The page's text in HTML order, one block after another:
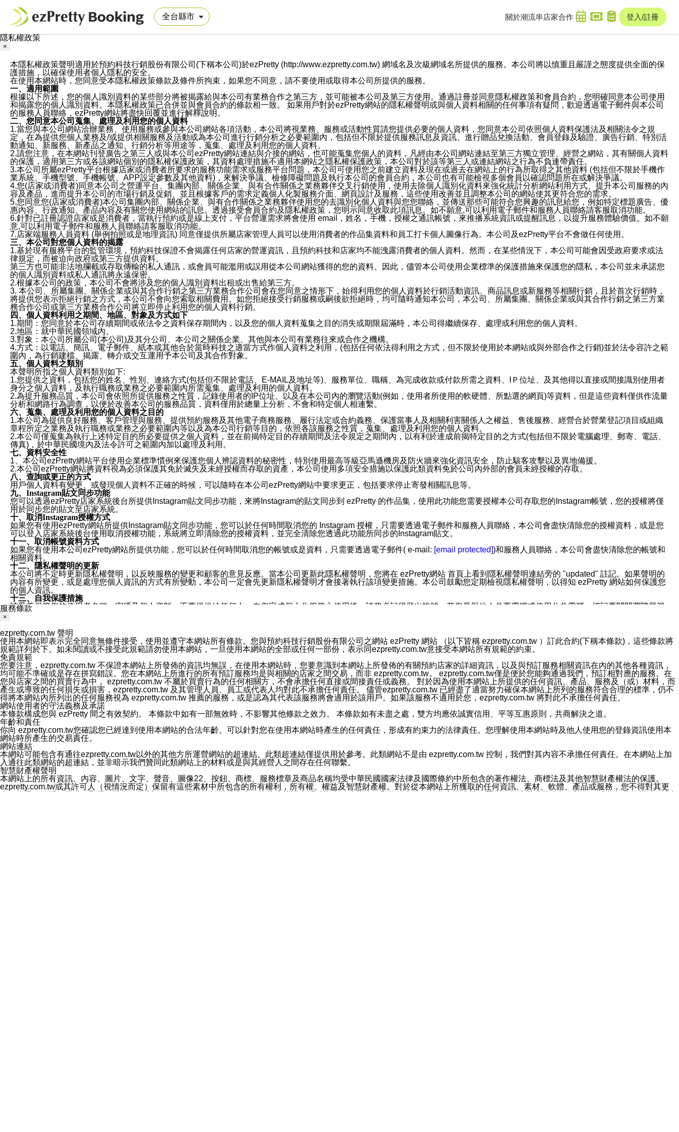
關於潮流串 店家合作 登入/註冊
隱私權政策
×
本隱私權政策聲明適用於預約科技行銷股份有限公司(下稱本公司)於ezPretty (http://www.ezpretty.com.tw) 網域名及次級網域名所提供的服務。本公司將以慎重且嚴謹之態度提供全面的保
護措施，以確保使用者個人隱私的安全。
在使用本網站時，您同意受本隱私權政策條款及條件所拘束，如果您不同意，請不要使用或取得本公司所提供的服務。
一、適用範圍
根據以下所述，您的個人識別資料的某些部分將被揭露給與本公司有業務合作之第三方，並可能被本公司及第三方使用。通過註冊並同意隱私權政策和會員合約，您明確同意本公司使用
和揭露您的個人識別資料。本隱私權政策已合併並與會員合約的條款相一致。 如果用戶對於ezPretty網站的隱私權聲明或與個人資料相關的任何事項有疑問，歡迎透過電子郵件與本公司
的服務人員聯絡，ezPretty網站將盡快回覆並進行解釋說明。
二、您同意本公司蒐集、處理及利用您的個人資料
1.當您與本公司網站洽辦業務、使用服務或參與本公司網站各項活動，本公司將視業務、服務或活動性質請您提供必要的個人資料，您同意本公司依照個人資料保護法及相關法令之規
定，在為提供您個人業務及/或提供相關服務及活動或為本公司進行行銷分析之必要範圍內，包括但不限於提供服務訊息及資訊、進行贈品兌換活動、會員登錄及驗證、廣告行銷、特別活
動通知、新服務、新產品之通知、行銷分析等用途等，蒐集、處理及利用您的個人資料。
2.請您注意，在本網站刊登廣告之第三人或與本公司ezPretty網站連結與介接的網站，也可能蒐集您個人的資料，凡經由本公司網站連結至第三方獨立管理、經營之網站，其有關個人資料
的保護，適用第三方或各該網站個別的隱私權保護政策，其資料處理措施不適用本網站之隱私權保護政策，本公司對於該等第三人或連結網站之行為不負連帶責任。
3.本公司所屬ezPretty平台根據店家或消費者所要求的服務功能需求或服務平台問題，本公司可使用您之前建立資料及現在或過去在網站上的行為所取得之其他資料 (包括但不限於手機作
業系統、手機型號、手機帳號、APP設定參數及其他資料)，來解決爭議、檢修障礙問題及執行本公司的會員合約，本公司也有可能檢視多個會員以確認問題所在或解決爭議。
4.您(店家或消費者)同意本公司之營運平台、集團內部、關係企業、與有合作關係之業務夥伴交叉行銷使用，使用去除個人識別化資料來強化統計分析網站利用方式、提升本公司服務的內
容及產品，進而提升本公司的市場行銷及促銷、並且根據客戶的需求定義個人化製服務介面、網頁設計及服務，這些使用改善並且調整本公司的網站使其更符合您的需求。
5.您同意您(店家或消費者)本公司集團內部、關係企業、與有合作關係之業務夥伴使用您的去識別化個人資料與您您聯絡，並傳送那些可能符合您興趣的訊息給您，例如特定標題廣告、優
惠內容、行政通知、產品內容及有關您使用網站的訊息。透過接受會員合約及隱私權政策，您明示同意收取此項訊息。如不願意,可以利用電子郵件和服務人員聯絡請客服取消功能。
6.針對已註冊認證店家或是消費者，當執行預約或是線上支付，平台營運需求將會使用 email，姓名，手機，授權之通訊帳號，來推播系統資訊或提醒訊息，以提升服務體驗價值。如不願
意,可以利用電子郵件和服務人員聯絡請客服取消功能。
7.店家端服務人員資料 (舉例拍照或是地理資訊) 同意僅提供所屬店家管理人員可以使用消費者的作品集資料和員工打卡個人圖像行為。本公司及ezPretty平台不會做任何使用。
三、本公司對您個人資料的揭露
1.基於現有服務平台的監管環境，預約科技保證不會揭露任何店家的營運資訊，且預約科技和店家均不能洩露消費者的個人資料。然而，在某些情況下，本公司可能會因受政府要求或法
律規定，而被迫向政府或第三方提供資料。
第三方也可能非法地攔截或存取傳輸的私人通訊，或會員可能濫用或誤用從本公司網站獲得的您的資料。因此，儘管本公司使用企業標準的保護措施來保護您的隱私，本公司並未承諾您
的個人識別資料或私人通訊將永遠保密。
2.根據本公司的政策，本公司不會將涉及您的個人識別資料出租或出售給第三方。
3. 本公司、所屬集團、關係企業或與其合作行銷之第三方業務合作公司會在您同意之情形下，始得利用您的個人資料於行銷活動資訊、商品訊息或新服務等相關行銷，且於首次行銷時，
將提供您表示拒絕行銷之方式，本公司不會向您索取相關費用。如您拒絕接受行銷服務或嗣後欲拒絕時，均可隨時通知本公司，本公司、所屬集團、關係企業或與其合作行銷之第三方業
務合作公司或第三方業務合作公司將立即停止利用您的個人資料行銷。
四、個人資料利用之期間、地區、對象及方式如下
1.期間：您同意於本公司存續期間或依法令之資料保存期間內，以及您的個人資料蒐集之目的消失或期限屆滿時，本公司得繼續保存、處理或利用您的個人資料。
2.地區：就中華民國領域內。
3.對象：本公司所屬公司(本公司)及其分公司、本公司之關係企業、其他與本公司有業務往來或合作之機構。
4.方式：以電話、簡訊、電子郵件、紙本或其他合於當時科技之適當方式作個人資料之利用，(包括任何依法得利用之方式，但不限於使用於本網站或與外部合作之行銷)並於法令容許之範
圍內，為行銷建檔、揭露、轉介或交互運用予本公司及其合作對象。
五、個人資料之類別
本聲明所指之個人資料類別如下:
1.您提供之資料，包括您的姓名、性別、連絡方式(包括但不限於電話、E-MAIL及地址等)、服務單位、職稱、為完成收款或付款所需之資料、IＰ位址、及其他得以直接或間接識別使用者
身分之個人資料，及執行職務或業務之必要範圍內所需蒐集、處理及利用的個人資料。
2.為提升服務品質，本公司會依照所提供服務之性質，記錄使用者的IP位址、以及在本公司內的瀏覽活動(例如，使用者所使用的軟硬體、所點選的網頁)等資料，但是這些資料僅供作流量
分析和網路行為調查，以便於改善本公司的服務品質，資料僅用於總量上分析，不會和特定個人相連繫。
六、蒐集、處理及利用您的個人資料之目的
1.本公司為提供良好服務、客戶管理與服務、提供預約服務及其他電子商務服務、履行法定或合約義務、保護當事人及相關利害關係人之權益、售後服務、經營合於營業登記項目或組織
章程所定之業務及執行職務或業務之必要範圍內等以及為本公司行銷等目的，依照各該服務之性質，蒐集、處理及利用您的個人資料。
2.本公司僅蒐集為執行上述特定目的所必要提供之個人資料，並在前揭特定目的存續期間及法令規定之期間內，以有利於達成前揭特定目的之方式(包括但不限於電腦處理、郵寄、電話、
傳真)，於中華民國境內及法令許可之範圍內加以處理及利用。
七、資料安全性
1、本公司ezPretty網站平台使用企業標準慣例來保護您個人辨認資料的秘密性，特別使用最高等級亞馬遜機房及防火牆來強化資訊安全，防止駭客攻擊以及異地備援。
2.本公司ezPretty網站將資料視為必須保護其免於滅失及未經授權而存取的資產，本公司使用多項安全措施以保護此類資料免於公司內外部的會員未經授權的存取。
八、查詢或更正的方式
用戶個人資料有變更、或發現個人資料不正確的時候，可以隨時在本公司ezPretty網站中要求更正，包括要求停止寄發相關訊息等。
九、Instagram貼文同步功能
您可以透過ezPretty店家系統後台所提供Instagram貼文同步功能，來將Instagram的貼文同步到 ezPretty 的作品集，使用此功能您需要授權本公司存取您的Instagram帳號，您的授權將僅
用於同步您的貼文至店家系統。
十、取消Instagram授權方式
如果您有使用ezPretty網站所提供Instagram貼文同步功能，您可以於任何時間取消您的 Instagram 授權，只需要透過電子郵件和服務人員聯絡，本公司會盡快清除您的授權資料，或是您
可以登入店家系統後台使用取消授權功能，系統將立即清除您的授權資料，並完全清除您透過此功能所同步的Instagram貼文。
十一、取消帳號資料方式
如果您有使用本公司ezPretty網站所提供功能，您可以於任何時間取消您的帳號或是資料，只需要透過電子郵件( e-mail: [email protected])和服務人員聯絡，本公司會盡快清除您的帳號和
相關資料。
十二、隱私權聲明的更新
本公司將不定時更新隱私權聲明，以反映服務的變更和顧客的意見反應。當本公司更新此隱私權聲明，您將在 ezPretty網站 首頁上看到隱私權聲明連結旁的 "updated" 註記。如果聲明的
內容有所變更，或是處理您個人資訊的方式有所變動，本公司一定會先更新隱私權聲明才會接著執行該項變更措施。本公司鼓勵您定期檢視隱私權聲明，以得知 ezPretty 網站如何保護您
的個人資訊。
十三、自我保護措施
請妥善保管您的使用者名稱、密碼及個人資料，不要提供給任何人。在您完成個人化服務之使用後，請務必記得登出帳號。若您是與他人共享電腦或使用公共電腦，切記要關閉瀏覽器視
窗，以防止他人讀取您的個人資料、信件或進入所機關管理區。
您同意本公司網站，透過您所提供的郵件地址與您取得聯絡並傳送或宣傳本網站各項服務之資料或電子郵件供您參考。您能依照該資料或電子郵件所指示之方法、說明或功能連結，隨時
停止接收這些資料或電子郵件。
十五、訊息通知
本公司/本服務將以通知型訊息傳送重要訊息給您。即使未加入本公司/本服務好友，您仍可接收到通知型訊息。
本公司/本服務傳送之通知型訊息以對您有效且重要的訊息為限，以廣告或其他目的的訊息皆不會被傳送。滿足以下三個條件者，將可收到通知型訊息。
1.LINE 帳號設定的電話號碼與本公司/本服務所傳來的電話號碼比對相符。
2.該 LINE 帳號已在 LINE APP 設定中，同意接收通知型訊息。
3.LINE 帳號未封鎖傳送訊息之 LINE 官方帳號。
欲變更通知型訊息的設定，操作如下：
1.點選「主頁」＞「設定」
2.點選「隱私設定」
3.點選「提供使用資料」
4.點選「LINE通知型訊息」
5.開關「接收LINE通知型訊息」
❗️關閉「接收通知型訊息」後，將不會接收到來自任何企業官方帳號或認證官方帳號的通知型訊息。
服務條款
×
ezpretty.com.tw 聲明
使用本網站即表示完全同意無條件接受，使用並遵守本網站所有條款。您與預約科技行銷股份有限公司之網站 ezPretty 網站 （以下皆稱 ezpretty.com.tw ）訂此合約(下稱本條款)，這些條款將
規範詳列於下。如未閱讀或不接受此規範請勿使用本網站，一旦使用本網站的全部或任何一部份，表示同ezpretty.com.tw意接受本網站所有規範的約束。
免責規範
您要注意，ezpretty.com.tw 不保證本網站上所發佈的資訊均無誤，在使用本網站時，您要意識到本網站上所發佈的有關預約店家的詳細資訊，以及與預訂服務相關資訊在內的其他各種資訊，
均可能不準確或是存在拼寫錯誤。您在本網站上所進行的所有預訂服務均是與相關的店家之間交易，而非 ezpretty.com.tw。 ezpretty.com.tw僅是便於您能夠通過我們，預訂相對應的服務。在
您與店家之間的買賣行為中， ezpretty.com.tw 不屬於買賣行為的任何相關方，不會承擔任何直接或間接責任或義務。 對於因為使用本網站上所提供的任何資訊、產品、服務及（或）材料，而
產生或導致的任何損失或損害，ezpretty.com.tw 及其管理人員、員工或代表人均對此不承擔任何責任。 儘管ezpretty.com.tw 已經盡了適當努力確保本網站上所列的服務符合合理的標準，仍不
得將本網站內所列出的任何服務視為 ezpretty.com.tw 推薦的服務，或是認為其代表該服務將會適用於該用戶。如果該服務不適用於您，ezpretty.com.tw 將對此不承擔任何責任。
網站使用者的守法義務及承諾
本條款構成您與 ezPretty 間之有效契約。 本條款中如有一部無效時，不影響其他條款之效力。 本條款如有未盡之處，雙方均應依誠實信用、平等互惠原則，共商解決之道。
年齡和責任
你向 ezpretty.com.tw您確認您已經達到使用本網站的合法年齡。可以針對您在使用本網站時產生的任何責任，形成有約束力的法律責任。您理解使用本網站時及他人使用您的登錄資訊使用本
網站時所產生的交易責任。
網站連結
本網站可能包含有通往ezpretty.com.tw以外的其他方所運營網站的超連結。此類超連結僅提供用於參考。此類網站不是由 ezpretty.com.tw 控制，我們對其內容不承擔任何責任。在本網站上加
入通往此類網站的超連結，並非暗示我們贊同此類網站上的材料或是與其經營人之間存在任何聯繫。
智慧財產權聲明
本網站上的所有資訊、內容、圖片、文字、聲音、圖像22、按鈕、商標、服務標章及商品名稱均受中華民國國家法律及國際條約中所包含的著作權法、商標法及其他智慧財產權法的保護。
ezpretty.com.tw或其許可人（視情況而定）保留有這些素材中所包含的所有權利，所有權、權益及智慧財產權。對於從本網站上所獲取的任何資訊、素材、軟體、產品或服務，您不得對其更